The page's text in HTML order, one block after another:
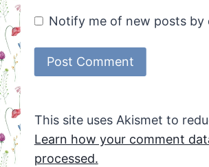
Notify me of new posts by
This site uses Akismet to
Learn how your comment
processed.